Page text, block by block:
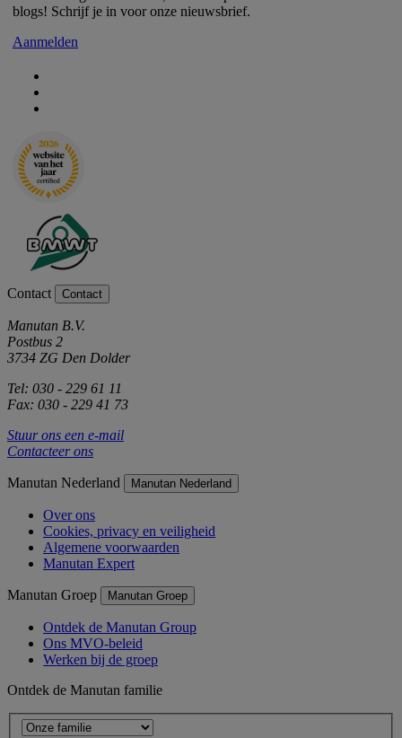
blogs! Schrijf je in voor onze nieuwsbrief.
Aanmelden
Contact Contact
Manutan B.V.
Postbus 2
3734 ZG Den Dolder
Tel: 030 - 229 61 11
Fax: 030 - 229 41 73
Stuur ons een e-mail
Contacteer ons
Manutan Nederland Manutan Nederland
Over ons
Cookies, privacy en veiligheid
Algemene voorwaarden
Manutan Expert
Manutan Groep Manutan Groep
Ontdek de Manutan Group
Ons MVO-beleid
Werken bij de groep
Ontdek de Manutan familie